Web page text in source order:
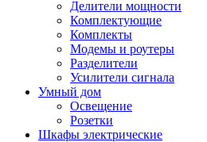
Делители мощности
Комплектующие
Комплекты
Модемы и роутеры
Разделители
Усилители сигнала
Умный дом
Освещение
Розетки
Шкафы электрические